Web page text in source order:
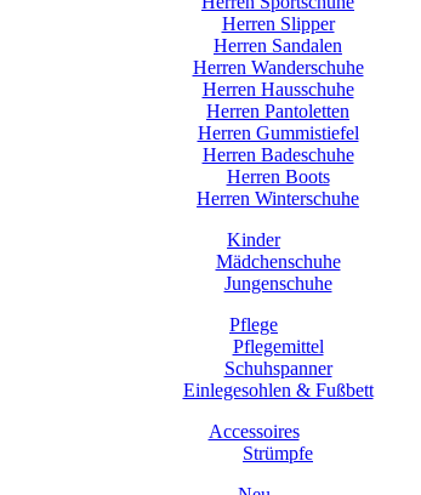
Herren Slipper
Herren Sandalen
Herren Wanderschuhe
Herren Hausschuhe
Herren Pantoletten
Herren Gummistiefel
Herren Badeschuhe
Herren Boots
Herren Winterschuhe
Kinder
Mädchenschuhe
Jungenschuhe
Pflege
Pflegemittel
Schuhspanner
Einlegesohlen & Fußbett
Accessoires
Strümpfe